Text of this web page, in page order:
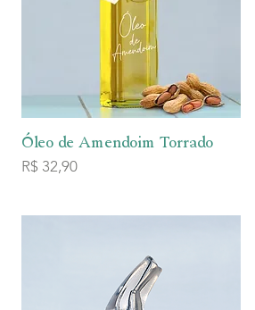
Visualização rápida
Óleo de Amendoim Torrado
Preço
R$ 32,90